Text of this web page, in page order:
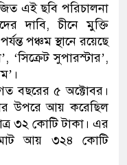
সময় বেনজীরের
ও গণতন্ত্রের মূর্তমান
ভাবে ডেভিড ইমনের কাছে
খান’
এই ছবি পরিচালনা
দাবি, চীনে মুক্তি
পঞ্চম স্থানে রয়েছে
‘সিক্রেট সুপারস্টার’,
বছরের ৫ অক্টোবর।
উপরে আয় করেছিল
৩২ কোটি টাকা। এর
মোট আয় ৩২৪ কোটি